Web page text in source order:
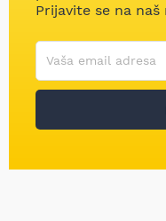
Prijavite se na
Korisničko ime
Vaša email adresa